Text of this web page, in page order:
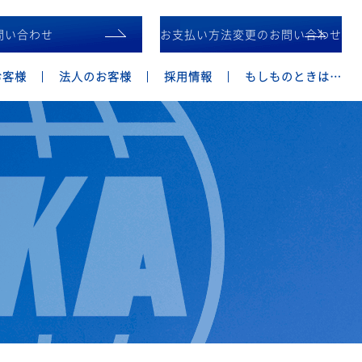
い合わせ お支払い方法変更のお問い合わせ
様 法人のお客様 採用情報 もしものときは…